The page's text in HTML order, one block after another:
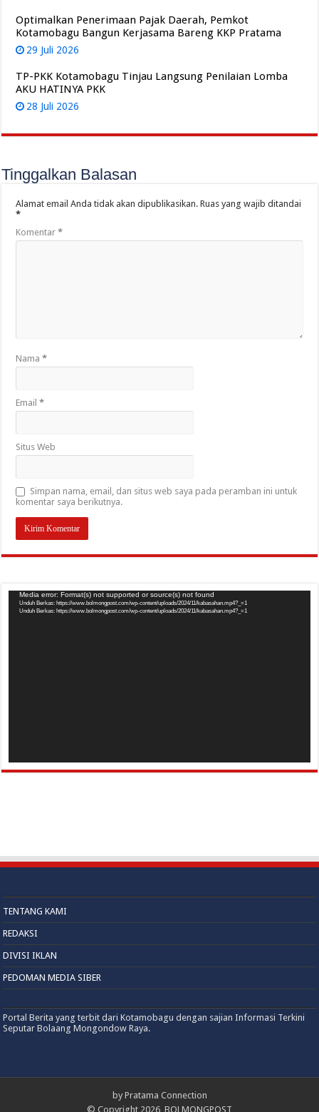
Optimalkan Penerimaan Pajak Daerah, Pemkot
Kotamobagu Bangun Kerjasama Bareng KKP Pratama
29 Juli 2026
TP-PKK Kotamobagu Tinjau Langsung Penilaian Lomba
AKU HATINYA PKK
28 Juli 2026
Tinggalkan Balasan
Alamat email Anda tidak akan dipublikasikan. Ruas yang wajib ditandai
*
Komentar*
Nama*
Email*
Situs Web
Simpan nama, email, dan situs web saya pada peramban ini untuk
komentar saya berikutnya.
Pemutar
Video
Media error: Format(s) not supported or source(s) not found
Unduh Berkas: https://www.bolmongpost.com/wp-content/uploads/2024/11/kabasahan.mp4?_=1
Unduh Berkas: https://www.bolmongpost.com/wp-content/uploads/2024/11/kabasahan.mp4?_=1
TENTANG KAMI
REDAKSI
DIVISI IKLAN
PEDOMAN MEDIA SIBER
Portal Berita yang terbit dari Kotamobagu dengan sajian Informasi Terkini
Seputar Bolaang Mongondow Raya.
by Pratama Connection
© Copyright 2026, BOLMONGPOST